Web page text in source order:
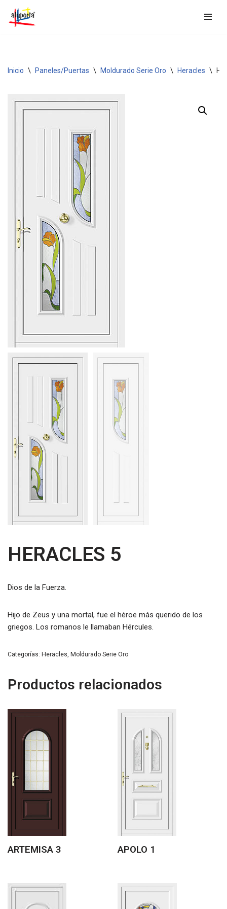
Saltar
Inicio \ Paneles/Puertas \ Moldurado Serie Oro \ Heracles \
HERACLES 5
Dios de la Fuerza.
Hijo de Zeus y una mortal, fue el héroe más querido de los
griegos. Los romanos le llamaban Hércules.
Categorías: Heracles, Moldurado Serie Oro
Productos relacionados
ARTEMISA 3 APOLO 1